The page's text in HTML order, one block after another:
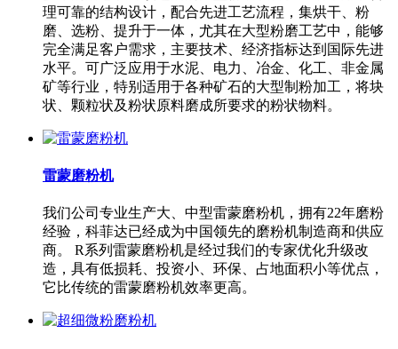
理可靠的结构设计，配合先进工艺流程，集烘干、粉
磨、选粉、提升于一体，尤其在大型粉磨工艺中，能够
完全满足客户需求，主要技术、经济指标达到国际先进
水平。可广泛应用于水泥、电力、冶金、化工、非金属
矿等行业，特别适用于各种矿石的大型制粉加工，将块
状、颗粒状及粉状原料磨成所要求的粉状物料。
雷蒙磨粉机
我们公司专业生产大、中型雷蒙磨粉机，拥有22年磨粉
经验，科菲达已经成为中国领先的磨粉机制造商和供应
商。 R系列雷蒙磨粉机是经过我们的专家优化升级改
造，具有低损耗、投资小、环保、占地面积小等优点，
它比传统的雷蒙磨粉机效率更高。